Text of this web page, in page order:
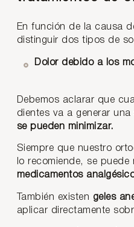
En función de la causa
distinguir dos tipos de
Dolor debido a los
Debemos aclarar que
dientes va a generar
se pueden minimizar.
Siempre que nuestro
lo recomiende, se
medicamentos
También existen geles
aplicar directamente